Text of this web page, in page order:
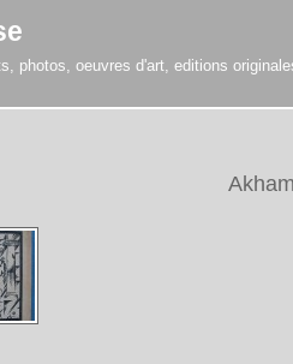
photos, oeuvres d'art, editions